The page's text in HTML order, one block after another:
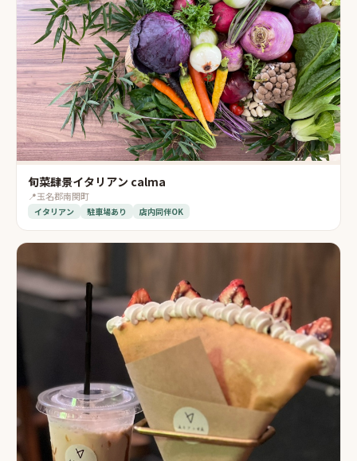
旬菜肆景イタリアン calma
📍玉名郡南関町
イタリアン 駐車場あり 店内同伴OK